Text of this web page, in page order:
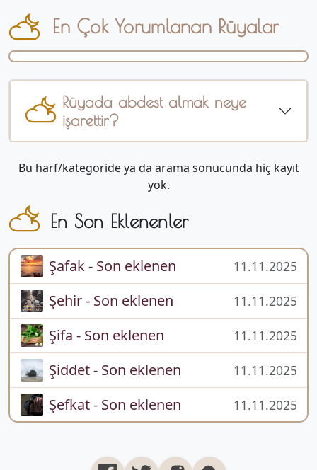
En Çok Yorumlanan Rüyalar
Rüyada abdest almak neye
işarettir?
Bu harf/kategoride ya da arama sonucunda hiç kayıt
yok.
En Son Eklenenler
Şafak - Son eklenen 11.11.2025
Şehir - Son eklenen 11.11.2025
Şifa - Son eklenen 11.11.2025
Şiddet - Son eklenen 11.11.2025
Şefkat - Son eklenen 11.11.2025